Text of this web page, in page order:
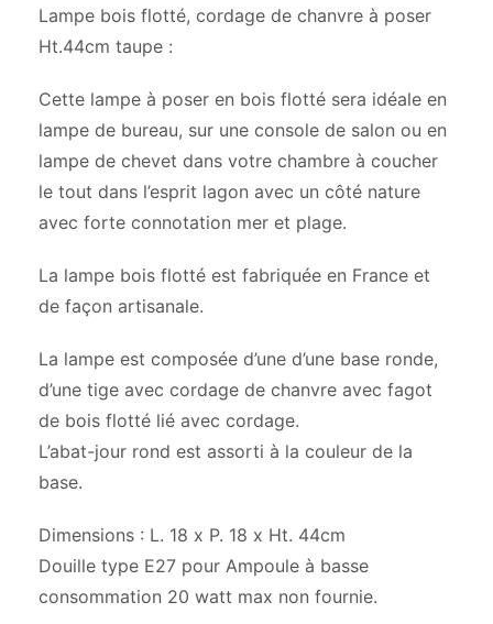
Lampe bois flotté, cordage de chanvre à poser
Ht.44cm taupe :
Cette lampe à poser en bois flotté sera idéale en
lampe de bureau, sur une console de salon ou en
lampe de chevet dans votre chambre à coucher
le tout dans l’esprit lagon avec un côté nature
avec forte connotation mer et plage.
La lampe bois flotté est fabriquée en France et
de façon artisanale.
La lampe est composée d’une d’une base ronde,
d’une tige avec cordage de chanvre avec fagot
de bois flotté lié avec cordage.
L’abat-jour rond est assorti à la couleur de la
base.
Dimensions : L. 18 x P. 18 x Ht. 44cm
Douille type E27 pour Ampoule à basse
consommation 20 watt max non fournie.